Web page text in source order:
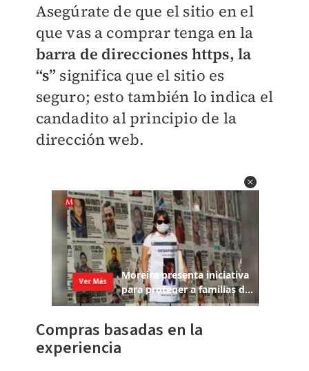
Asegúrate de que el sitio en el
que vas a comprar tenga en la
barra de direcciones https, la
“s” significa que el sitio es
seguro; esto también lo indica el
candadito al principio de la
dirección web.
Compras basadas en la
experiencia